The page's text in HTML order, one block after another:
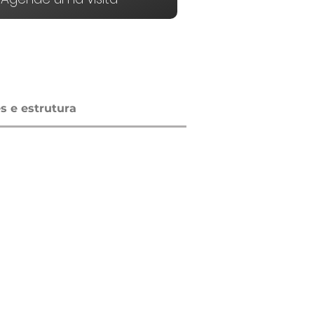
e estrutura